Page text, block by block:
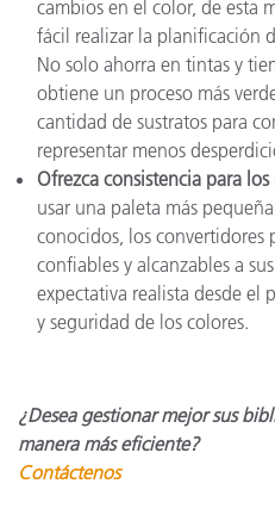
cambios en el color, de esta
fácil realizar la planificación
No solo ahorra en tintas y
obtiene un proceso más
cantidad de sustratos para
representar menos
Ofrezca consistencia para
usar una paleta más
conocidos, los convertidores
confiables y alcanzables a
expectativa realista desde el
y seguridad de los colores.
¿Desea gestionar mejor sus
manera más eficiente?
Contáctenos